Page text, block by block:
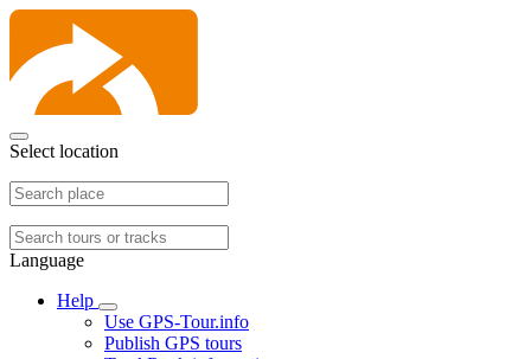
Select location
Language
Help
Use GPS-Tour.info
Publish GPS tours